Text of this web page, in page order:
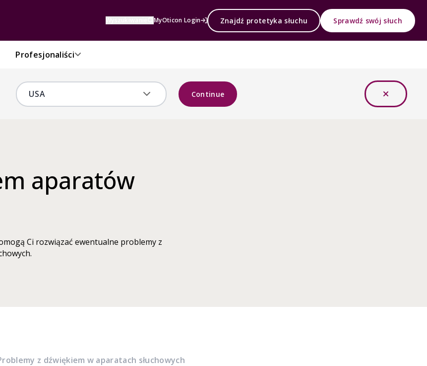
MyOticon Login Znajdź protetyka słuchu Sprawdź swój słuch
Profesjonaliści
Continue
aparatów
Ci rozwiązać ewentualne problemy z
z dźwiękiem w aparatach słuchowych